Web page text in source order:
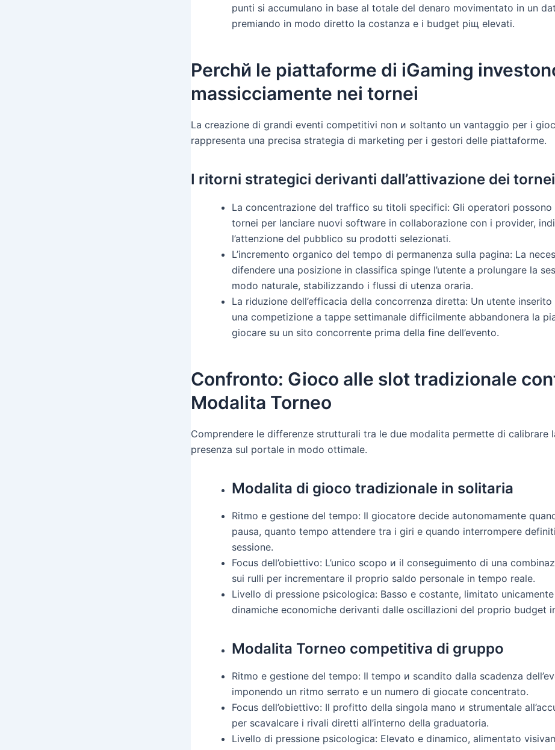
punti si accumulano in base al totale del denaro movimentato in un
premiando in modo diretto la costanza e i budget piщ elevati.
Perchй le piattaforme di iGaming
massicciamente nei tornei
La creazione di grandi eventi competitivi non и soltanto un vantaggio per i
rappresenta una precisa strategia di marketing per i gestori delle piattaforme.
I ritorni strategici derivanti dall’attivazione dei
La concentrazione del traffico su titoli specifici: Gli operatori possono
tornei per lanciare nuovi software in collaborazione con i provider,
l’attenzione del pubblico su prodotti selezionati.
L’incremento organico del tempo di permanenza sulla pagina: La
difendere una posizione in classifica spinge l’utente a prolungare la
modo naturale, stabilizzando i flussi di utenza oraria.
La riduzione dell’efficacia della concorrenza diretta: Un utente inserito
una competizione a tappe settimanale difficilmente abbandonerа la
giocare su un sito concorrente prima della fine dell’evento.
Confronto: Gioco alle slot tradizionale
Modalitа Torneo
Comprendere le differenze strutturali tra le due modalitа permette di calibrare
presenza sul portale in modo ottimale.
Modalitа di gioco tradizionale in solitaria
Ritmo e gestione del tempo: Il giocatore decide autonomamente
pausa, quanto tempo attendere tra i giri e quando interrompere
sessione.
Focus dell’obiettivo: L’unico scopo и il conseguimento di una
sui rulli per incrementare il proprio saldo personale in tempo reale.
Livello di pressione psicologica: Basso e costante, limitato
dinamiche economiche derivanti dalle oscillazioni del proprio budget
Modalitа Torneo competitiva di gruppo
Ritmo e gestione del tempo: Il tempo и scandito dalla scadenza
imponendo un ritmo serrato e un numero di giocate concentrato.
Focus dell’obiettivo: Il profitto della singola mano и strumentale
per scavalcare i rivali diretti all’interno della graduatoria.
Livello di pressione psicologica: Elevato e dinamico, alimentato